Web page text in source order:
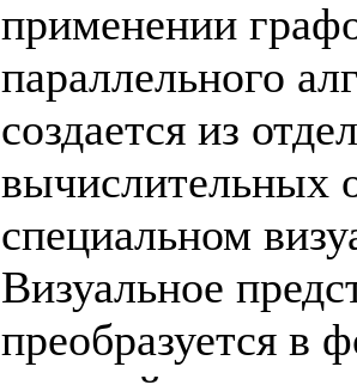
применении
параллельного
создается из
вычислительных
специальном
Визуальное
преобразуется в